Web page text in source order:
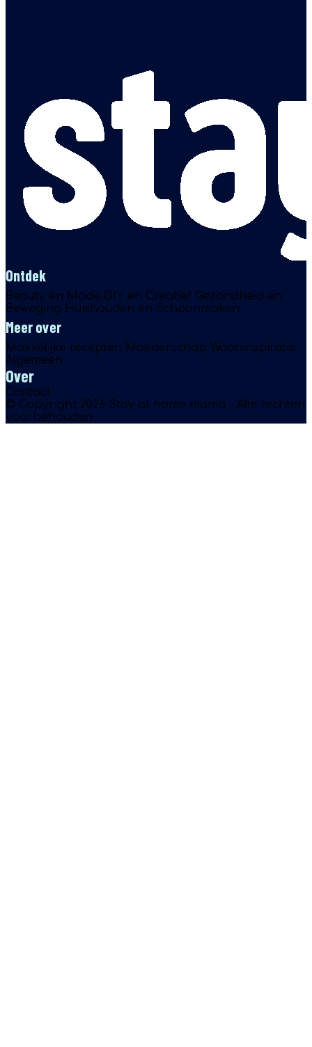
Ontdek
Beauty en Mode DIY en Creatief Gezondheid en
Beweging Huishouden en Schoonmaken
Meer over
Makkelijke recepten Moederschap Wooninspiratie
Algemeen
Over
Contact
© Copyright 2026 Stay at home mama - Alle rechten
voorbehouden